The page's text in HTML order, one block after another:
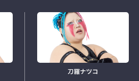
刀羅ナツコ